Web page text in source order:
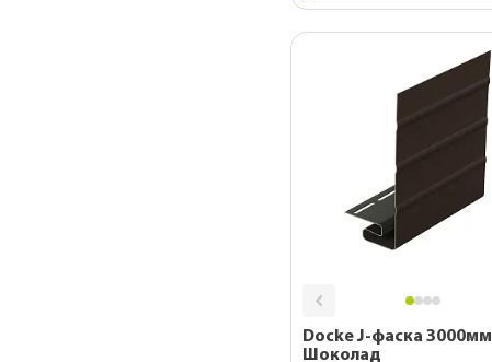
Docke J-фаска 3000мм
Шоколад